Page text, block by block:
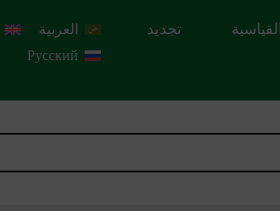
تجديد
العربية
Русский